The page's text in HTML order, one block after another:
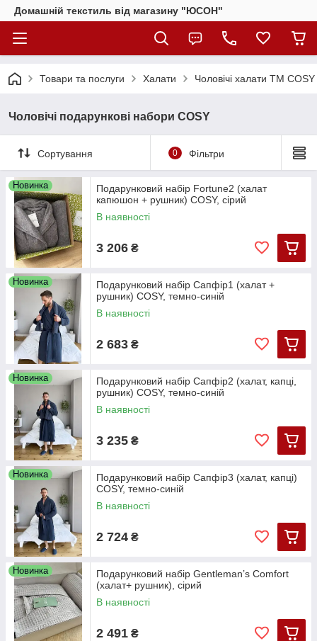
Домашній текстиль від магазину "ЮСОН"
Товари та послуги Халати Чоловічі халати ТМ COSY
Чоловічі подарункові набори COSY
Сортування 0 Фільтри
Новинка
Подарунковий набір Fortune2 (халат
капюшон + рушник) COSY, сірий
В наявності
3 206 ₴
Новинка
Подарунковий набір Сапфір1 (халат +
рушник) COSY, темно-синій
В наявності
2 683 ₴
Новинка
Подарунковий набір Сапфір2 (халат, капці,
рушник) COSY, темно-синій
В наявності
3 235 ₴
Новинка
Подарунковий набір Сапфір3 (халат, капці)
COSY, темно-синій
В наявності
2 724 ₴
Новинка
Подарунковий набір Gentleman’s Comfort
(халат+ рушник), сірий
В наявності
2 491 ₴